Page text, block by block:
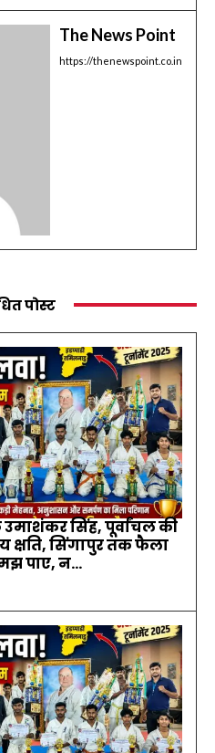
The News Point
https://thenewspoint.co.in
पोस्ट
सिंह, पूर्वांचल की
क्षति, सिंगापुर तक फैला
पाए, न...